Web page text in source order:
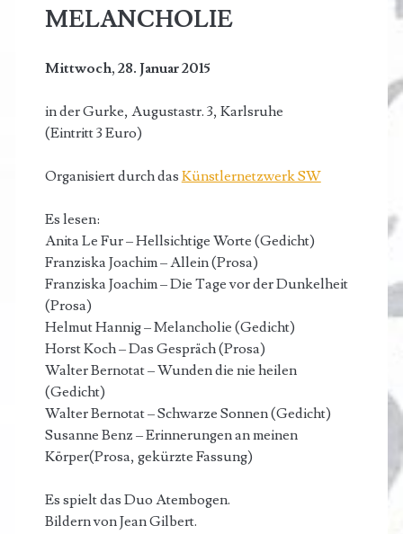
MELANCHOLIE
Mittwoch, 28. Januar 2015
in der Gurke, Augustastr. 3, Karlsruhe
(Eintritt 3 Euro)
Organisiert durch das Künstlernetzwerk SW
Es lesen:
Anita Le Fur – Hellsichtige Worte (Gedicht)
Franziska Joachim – Allein (Prosa)
Franziska Joachim – Die Tage vor der Dunkelheit
(Prosa)
Helmut Hannig – Melancholie (Gedicht)
Horst Koch – Das Gespräch (Prosa)
Walter Bernotat – Wunden die nie heilen
(Gedicht)
Walter Bernotat – Schwarze Sonnen (Gedicht)
Susanne Benz – Erinnerungen an meinen
Körper(Prosa, gekürzte Fassung)
Es spielt das Duo Atembogen.
Bildern von Jean Gilbert.